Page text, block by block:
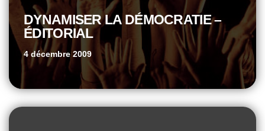
DYNAMISER LA DÉMOCRATIE –
ÉDITORIAL
4 décembre 2009